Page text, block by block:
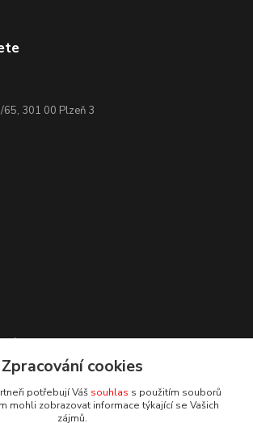
301 00 Plzeň 3
podpora StuhyLevně.cz
725 618 353
8-16 hod.)
Zpracování cookies
potřebují Váš souhlas s použitím souborů
mohli zobrazovat informace týkající se Vašich
zájmů.